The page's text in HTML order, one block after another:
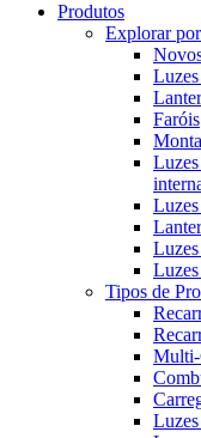
Produtos
Explorar
Faróis
Luzes
Tipos de
Multi-